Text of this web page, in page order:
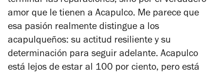
amor que le tienen a Acapulco. Me parece que
esa pasión realmente distingue a los
acapulqueños: su actitud resiliente y su
determinación para seguir adelante. Acapulco
está lejos de estar al 100 por ciento, pero está